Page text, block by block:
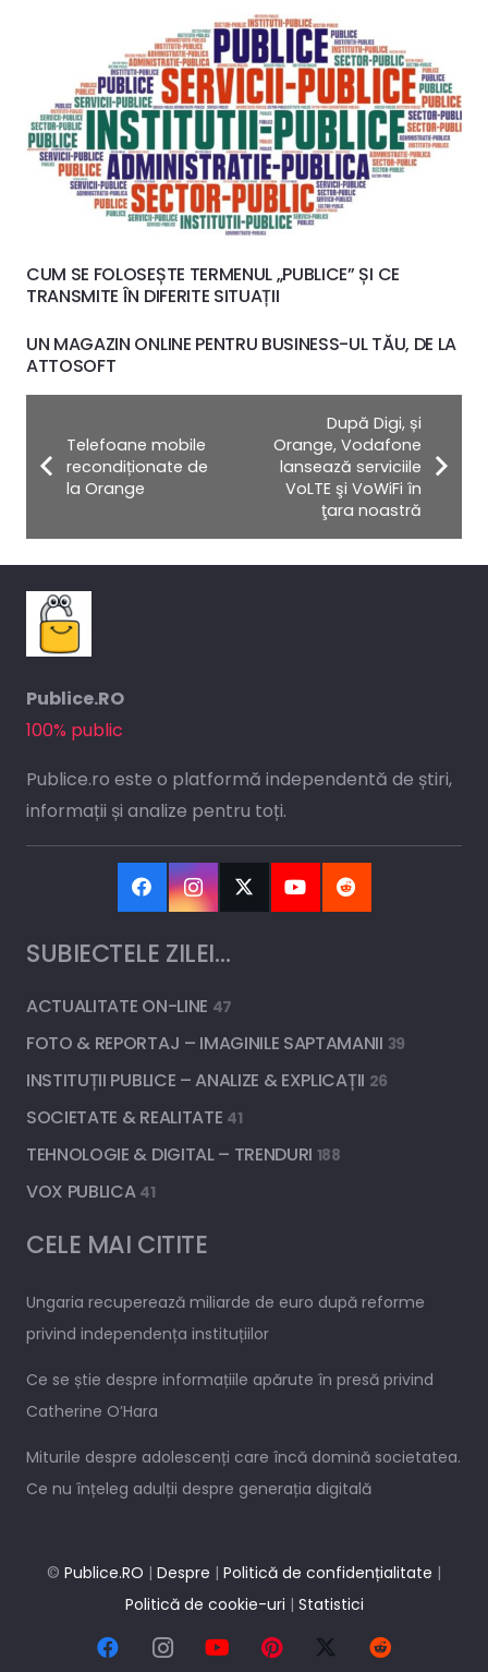
CUM SE FOLOSEȘTE TERMENUL „PUBLICE” ȘI CE
TRANSMITE ÎN DIFERITE SITUAȚII
UN MAGAZIN ONLINE PENTRU BUSINESS-UL TĂU, DE LA
ATTOSOFT
Telefoane mobile
recondiționate de
la Orange
După Digi, și
Orange, Vodafone
lansează serviciile
VoLTE şi VoWiFi în
ţara noastră
Publice.RO
100% public
Publice.ro este o platformă independentă de știri,
informații și analize pentru toți.
SUBIECTELE ZILEI…
ACTUALITATE ON-LINE 47
FOTO & REPORTAJ – IMAGINILE SAPTAMANII 39
INSTITUȚII PUBLICE – ANALIZE & EXPLICAȚII 26
SOCIETATE & REALITATE 41
TEHNOLOGIE & DIGITAL – TRENDURI 188
VOX PUBLICA 41
CELE MAI CITITE
Ungaria recuperează miliarde de euro după reforme
privind independența instituțiilor
Ce se știe despre informațiile apărute în presă privind
Catherine O’Hara
Miturile despre adolescenți care încă domină societatea.
Ce nu înțeleg adulții despre generația digitală
© Publice.RO | Despre | Politică de confidențialitate |
Politică de cookie-uri | Statistici